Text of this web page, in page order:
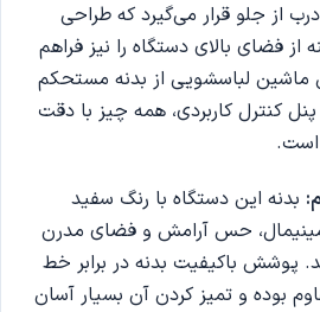
از جلو قرار می‌گیرد که طراحی
از فضای بالای دستگاه را نیز فراهم
لباسشویی از بدنه مستحکم
پنل کنترل کاربردی، همه چیز با دقت
بدنه این دستگاه با رنگ سفید
حس آرامش و فضای مدرن
پوشش باکیفیت بدنه در برابر خط
بوده و تمیز کردن آن بسیار آسان